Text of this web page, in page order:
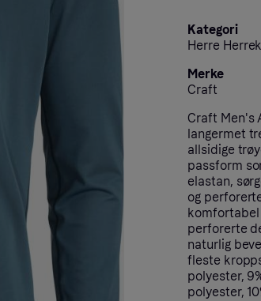
Kategori
Herre
Merke
Craft
Craft Men's
langermet
allsidige
passform
elastan,
og
perforerte
naturlig
fleste
polyester,
polyester,